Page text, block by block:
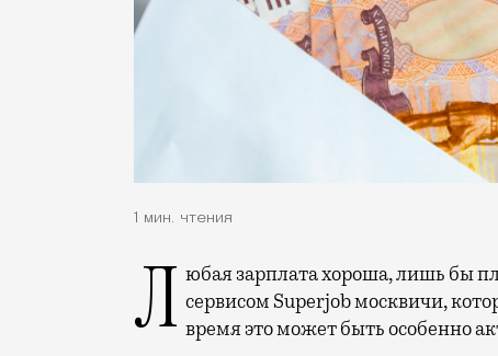
1 мин. чтения
Любая зарплата хороша, лишь бы платили — видимо, так считают опрошенные сервисом Superjob москвичи,
время это может быть особенно